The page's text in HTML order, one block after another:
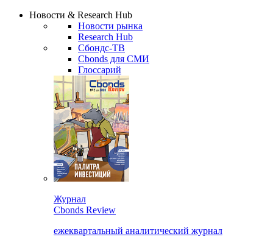
Новости & Research Hub
Новости рынка
Research Hub
Сбондс-ТВ
Cbonds для СМИ
Глоссарий
Журнал
Cbonds Review
ежеквартальный аналитический журнал